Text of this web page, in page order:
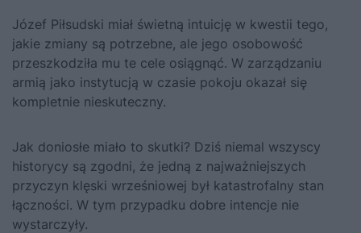
Józef Piłsudski miał świetną intuicję w kwestii tego,
jakie zmiany są potrzebne, ale jego osobowość
przeszkodziła mu te cele osiągnąć. W zarządzaniu
armią jako instytucją w czasie pokoju okazał się
kompletnie nieskuteczny.
Jak doniosłe miało to skutki? Dziś niemal wszyscy
historycy są zgodni, że jedną z najważniejszych
przyczyn klęski wrześniowej był katastrofalny stan
łączności. W tym przypadku dobre intencje nie
wystarczyły.